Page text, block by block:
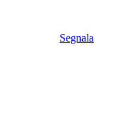
Segnala